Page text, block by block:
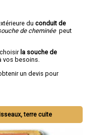
du conduit de
de cheminéepeut
la souche de
vos besoins.
un devis pour
terre cuite